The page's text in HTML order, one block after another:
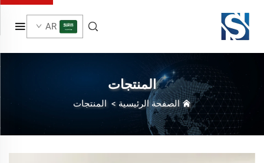
AR
المنتجات
الصفحة الرئيسية > المنتجات